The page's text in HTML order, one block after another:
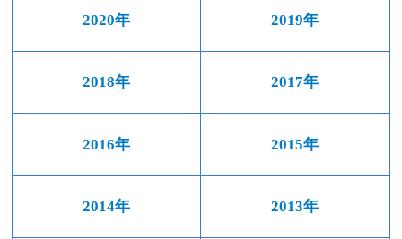
2020年 2019年
2018年 2017年
2016年 2015年
2014年 2013年